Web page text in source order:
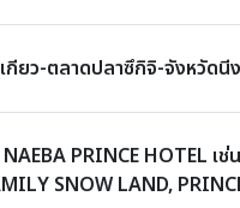
กียว-ตลาดปลาซึกิจิ-จังหวัด
PRINCE HOTEL
SNOW LAND,